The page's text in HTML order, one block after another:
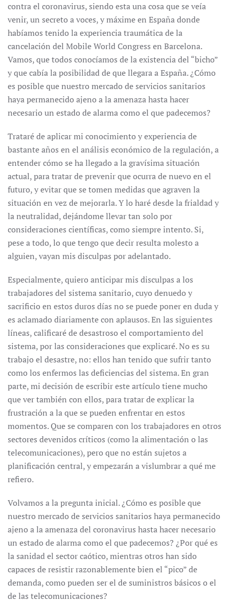
contra el coronavirus, siendo esta una cosa que se veía
venir, un secreto a voces, y máxime en España donde
habíamos tenido la experiencia traumática de la
cancelación del Mobile World Congress en Barcelona.
Vamos, que todos conocíamos de la existencia del “bicho”
y que cabía la posibilidad de que llegara a España. ¿Cómo
es posible que nuestro mercado de servicios sanitarios
haya permanecido ajeno a la amenaza hasta hacer
necesario un estado de alarma como el que padecemos?
Trataré de aplicar mi conocimiento y experiencia de
bastante años en el análisis económico de la regulación, a
entender cómo se ha llegado a la gravísima situación
actual, para tratar de prevenir que ocurra de nuevo en el
futuro, y evitar que se tomen medidas que agraven la
situación en vez de mejorarla. Y lo haré desde la frialdad y
la neutralidad, dejándome llevar tan solo por
consideraciones científicas, como siempre intento. Si,
pese a todo, lo que tengo que decir resulta molesto a
alguien, vayan mis disculpas por adelantado.
Especialmente, quiero anticipar mis disculpas a los
trabajadores del sistema sanitario, cuyo denuedo y
sacrificio en estos duros días no se puede poner en duda y
es aclamado diariamente con aplausos. En las siguientes
líneas, calificaré de desastroso el comportamiento del
sistema, por las consideraciones que explicaré. No es su
trabajo el desastre, no: ellos han tenido que sufrir tanto
como los enfermos las deficiencias del sistema. En gran
parte, mi decisión de escribir este artículo tiene mucho
que ver también con ellos, para tratar de explicar la
frustración a la que se pueden enfrentar en estos
momentos. Que se comparen con los trabajadores en otros
sectores devenidos críticos (como la alimentación o las
telecomunicaciones), pero que no están sujetos a
planificación central, y empezarán a vislumbrar a qué me
refiero.
Volvamos a la pregunta inicial. ¿Cómo es posible que
nuestro mercado de servicios sanitarios haya permanecido
ajeno a la amenaza del coronavirus hasta hacer necesario
un estado de alarma como el que padecemos? ¿Por qué es
la sanidad el sector caótico, mientras otros han sido
capaces de resistir razonablemente bien el “pico” de
demanda, como pueden ser el de suministros básicos o el
de las telecomunicaciones?